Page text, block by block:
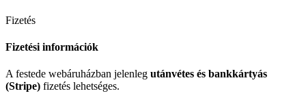
Fizetés
Fizetési információk
A festede webáruházban jelenleg utánvétes és bankkártyás
(Stripe) fizetés lehetséges.